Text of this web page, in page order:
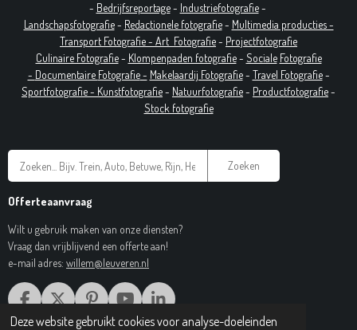
Deze website gebruikt cookies voor analyse-doeleinden
- Bedrijfsreportage- Industriefotografie-
Landschapsfotografie- Redactionele fotografie- Multimedia producties -
Transport Fotografie - Art Fotografie- Projectfotografie
Culinaire Fotografie- Klompenpaden fotografie- Sociale Fotografie
- Documentaire Fotografie- Makelaardij Fotografie- Travel Fotografie-
Sportfotografie - Kunstfotografie- Natuurfotografie- Productfotografie-
Stock fotografie
Zoeken
Offerteaanvraag
Wilt u gebruik maken van onze diensten?
Vraag dan vrijblijvend een offerte aan!
e-mail adres: willem@leuveren.nl
F
A
X
P
I
Y
O
L
I
© 2017 Regiobeeldbank.nl